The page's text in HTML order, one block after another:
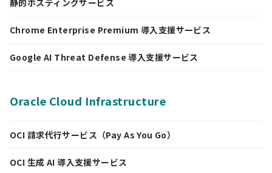
静的ホスティングサービス
Chrome Enterprise Premium 導入支援サービス
Google AI Threat Defense 導入支援サービス
Oracle Cloud Infrastructure
OCI 請求代行サービス（Pay As You Go）
OCI 生成 AI 導入支援サービス